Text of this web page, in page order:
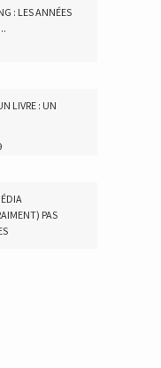
: LES ANNÉES
LIVRE : UN
PAS